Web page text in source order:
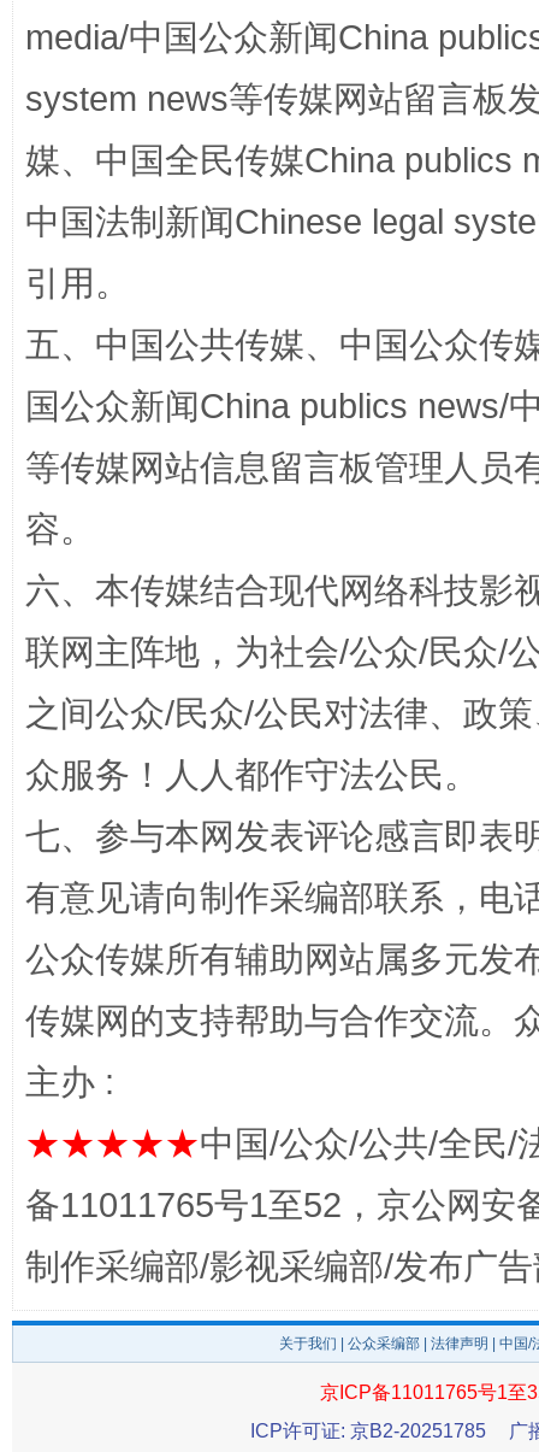
国家大学科技园优化重塑工作
扯下公款旅游的“隐身衣” 如何以
东山县通报“牛蛙产品抗生素超标问题” 法
media/中国公众新闻China
system news等传媒网站留言板
媒、中国全民传媒China publics
中国法制新闻Chinese legal
引用。
五、中国公共传媒、中国公众传
国公众新闻China publics news/
等传媒网站信息留言板管理人员
容。
六、本传媒结合现代网络科技影
联网主阵地，为社会/公众/民众/
之间公众/民众/公民对法律、政
众服务！人人都作守法公民。
七、参与本网发表评论感言即表
有意见请向制作采编部联系，电
公众传媒所有辅助网站属多元发
传媒网的支持帮助与合作交流。
主办 :
★★★★★中国/公众/公共/全民/
备11011765号1至52，京公网安
制作采编部/影视采编部/发布广
关于我们 公众采编部 法律声明 | 中国
京ICP备11011765号1至
ICP许可证: 京B2-20251785
广